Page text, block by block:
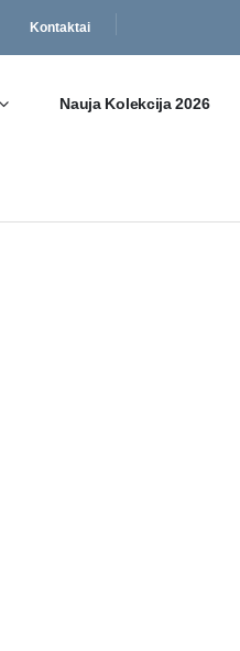
Kontaktai
Nauja Kolekcija 2026